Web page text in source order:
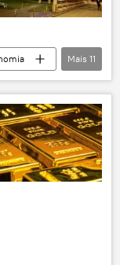
Mais 11